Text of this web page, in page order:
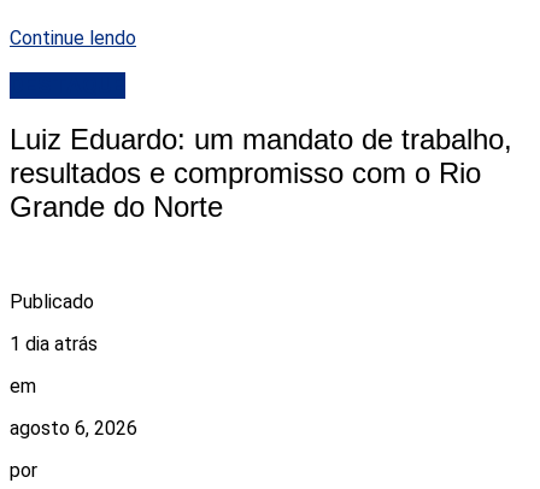
Continue lendo
Luiz Eduardo: um mandato de trabalho,
resultados e compromisso com o Rio
Grande do Norte
Publicado
1 dia atrás
em
agosto 6, 2026
por